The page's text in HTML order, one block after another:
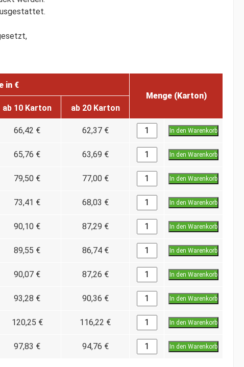
in €
Menge (Karton)
ab 10 Karton ab 20 Karton
66,42 € 62,37 € In den Warenkorb
65,76 € 63,69 € In den Warenkorb
79,50 € 77,00 € In den Warenkorb
73,41 € 68,03 € In den Warenkorb
90,10 € 87,29 € In den Warenkorb
89,55 € 86,74 € In den Warenkorb
90,07 € 87,26 € In den Warenkorb
93,28 € 90,36 € In den Warenkorb
120,25 € 116,22 € In den Warenkorb
97,83 € 94,76 € In den Warenkorb